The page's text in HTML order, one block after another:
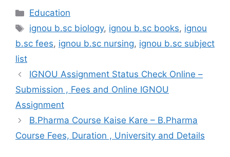
Categories
Education
Tags
ignou b.sc biology, ignou b.sc books, ignou
b.sc fees, ignou b.sc nursing, ignou b.sc subject
list
IGNOU Assignment Status Check Online –
Submission , Fees and Online IGNOU
Assignment
B.Pharma Course Kaise Kare – B.Pharma
Course Fees, Duration , University and Details